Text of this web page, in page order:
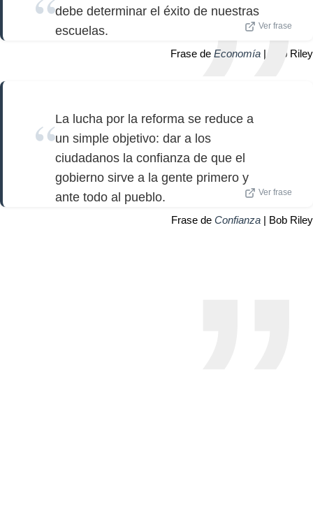
debe determinar el éxito de nuestras
escuelas.
Ver frase
Frase de Economía | Bob Riley
La lucha por la reforma se reduce a
un simple objetivo: dar a los
ciudadanos la confianza de que el
gobierno sirve a la gente primero y
ante todo al pueblo.
Ver frase
Frase de Confianza | Bob Riley